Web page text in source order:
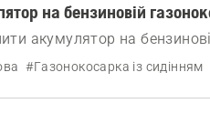
на бензиновій
акумулятор на
#Газонокосарка із сидінням